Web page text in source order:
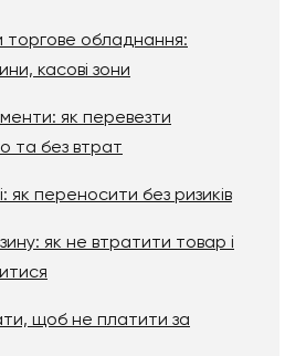
торгове обладнання:
касові зони
як перевезти
та без втрат
як переносити без ризиків
як не втратити товар і
щоб не платити за